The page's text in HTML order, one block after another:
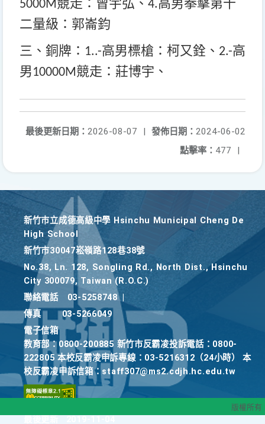
5000M競走：曾宇弘、 4.高男拳擊第十
二量級：郭崙鈞
三、銅牌： 1..-高男標槍：柯又銓、 2.-高
男10000M競走：莊博宇、
發佈日期： 2024-06-02
最後更新日期： 2026-08-07
|
點擊率： 477 |
新竹巿立成德高級中學 Hsinchu Municipal Cheng De
High School
新竹巿30047崧嶺路128巷38號
No.38, Ln. 128, Songling Rd., North Dist., Hsinchu
City 300079, Taiwan (R.O.C.)
聯絡電話
03-5258748
傳真
03-5266049
電子信箱
教育部：0800-200885 新竹市反霸凌投訴電話：0800-
222805 本校反霸凌申訴專線：03-5216312（24小時） 本
校反霸凌申訴信箱：staff307@ms2.cdjh.hc.edu.tw
版權所有